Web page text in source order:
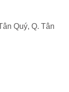
Quý, Q. Tân